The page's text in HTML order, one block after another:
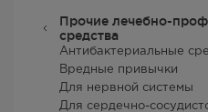
Прочие лечебно-
средства
Антибактериальные
Вредные привычки
Для нервной системы
Для сердечно-